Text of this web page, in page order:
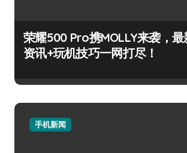
荣耀500 Pro携MOLLY来袭，最
资讯+玩机技巧一网打尽！
手机新闻